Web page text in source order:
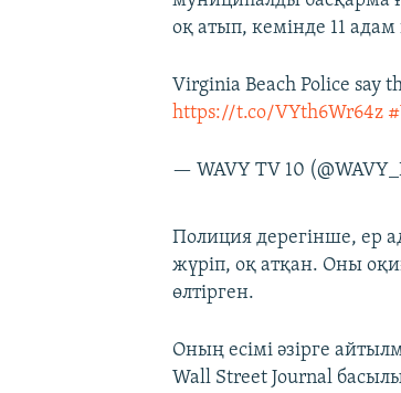
оқ атып, кемінде 11 адам
Virginia Beach Police say
https://t.co/VYth6Wr64z
— WAVY TV 10
Полиция дерегінше, ер
жүріп, оқ атқан. Оны
өлтірген.
Оның есімі әзірге
Wall Street Journal